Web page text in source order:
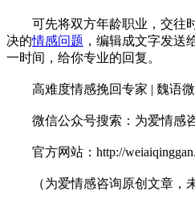
可先将双方年龄职业，交往
决的情感问题 ，编辑成文字发送
一时间，给你专业的回复。
高难度情感挽回专家 | 魏语微
微信公众号搜索：为爱情感
官方网站：http://
（为爱情感咨询原创文章，未